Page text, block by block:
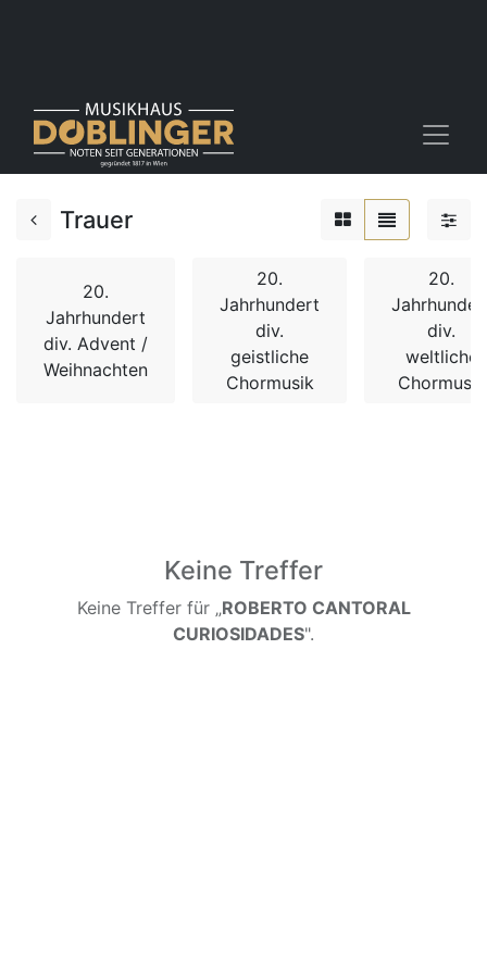
Trauer
20.
Jahrhundert
div. Advent /
Weihnachten
20.
Jahrhundert
div.
geistliche
Chormusik
20.
div.
weltliche
Chormusik
Keine Treffer
Keine Treffer für „ROBERTO CANTORAL
CURIOSIDADES".